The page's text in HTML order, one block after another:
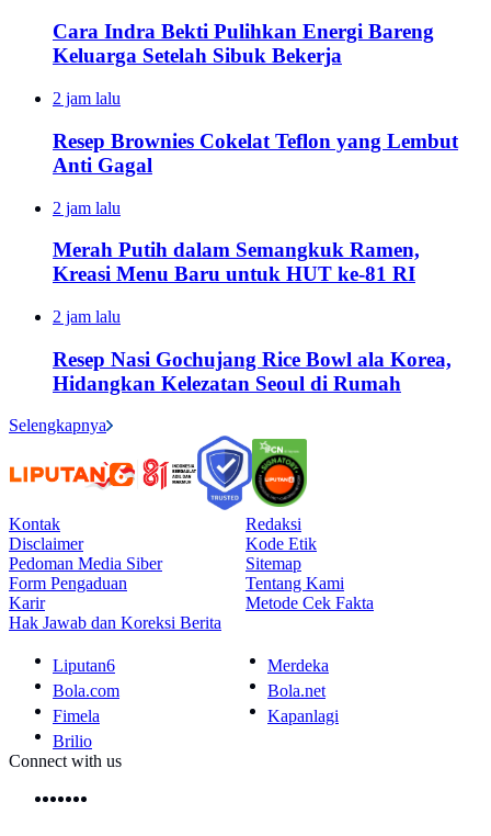
Cara Indra Bekti Pulihkan Energi Bareng
Keluarga Setelah Sibuk Bekerja
2 jam lalu
Resep Brownies Cokelat Teflon yang Lembut
Anti Gagal
2 jam lalu
Merah Putih dalam Semangkuk Ramen,
Kreasi Menu Baru untuk HUT ke-81 RI
2 jam lalu
Resep Nasi Gochujang Rice Bowl ala Korea,
Hidangkan Kelezatan Seoul di Rumah
Selengkapnya
Kontak
Redaksi
Disclaimer
Kode Etik
Pedoman Media Siber
Sitemap
Form Pengaduan
Tentang Kami
Karir
Metode Cek Fakta
Hak Jawab dan Koreksi Berita
Liputan6
Merdeka
Bola.com
Bola.net
Fimela
Kapanlagi
Brilio
Connect with us